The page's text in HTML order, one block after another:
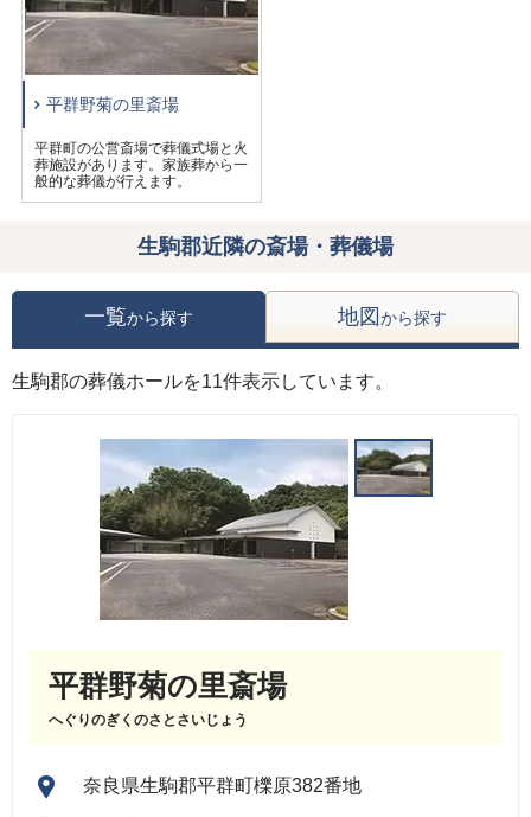
平群野菊の里斎場
平群町の公営斎場で葬儀式場と火
葬施設があります。家族葬から一
般的な葬儀が行えます。
生駒郡近隣の斎場・葬儀場
一覧から探す 地図から探す
生駒郡の葬儀ホールを11件表示しています。
平群野菊の里斎場
へぐりのぎくのさとさいじょう
奈良県生駒郡平群町櫟原382番地